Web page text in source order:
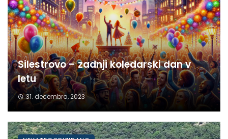
Silestrovo – zadnji koledarski dan v
letu
31. decembra, 2023